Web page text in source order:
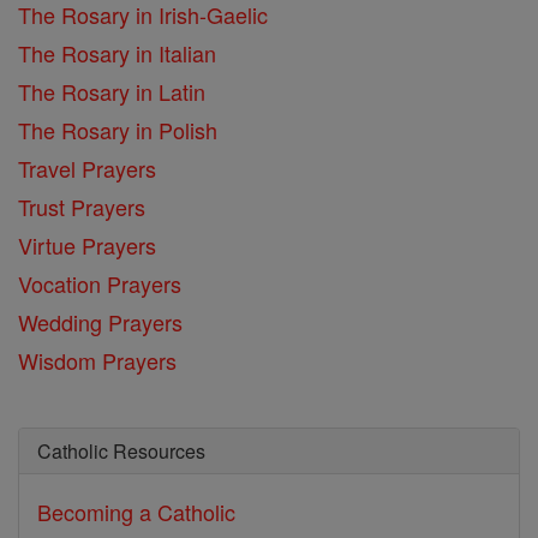
The Rosary in Irish-Gaelic
The Rosary in Italian
The Rosary in Latin
The Rosary in Polish
Travel Prayers
Trust Prayers
Virtue Prayers
Vocation Prayers
Wedding Prayers
Wisdom Prayers
Catholic Resources
Becoming a Catholic